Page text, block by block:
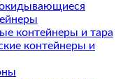
контейнеры и тара
контейнеры и